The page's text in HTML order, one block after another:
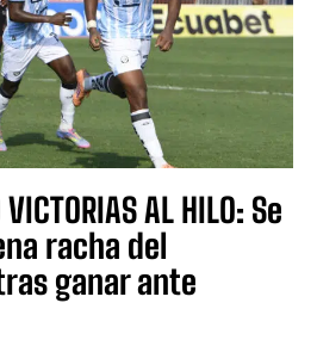
AL HILO: Se
racha del
ganar ante